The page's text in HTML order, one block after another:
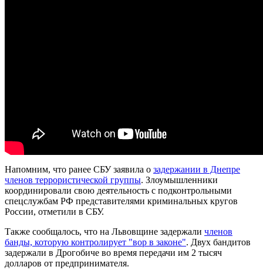
Напомним, что ранее СБУ заявила о задержании в Днепре
членов террористической группы. Злоумышленники
координировали свою деятельность с подконтрольными
спецслужбам РФ представителями криминальных кругов
России, отметили в СБУ.
Также сообщалось, что на Львовщине задержали членов
банды, которую контролирует "вор в законе". Двух бандитов
задержали в Дрогобиче во время передачи им 2 тысяч
долларов от предпринимателя.